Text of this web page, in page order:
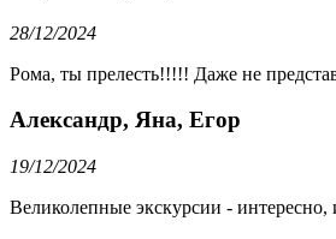
28/12/2024
Рома, ты прелесть!!!!! Даже не
Александр, Яна, Егор
19/12/2024
Великолепные экскурсии -